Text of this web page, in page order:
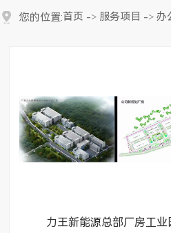
办公楼大堂装修实景效果图
接待贵宾室装修实景效果图
您的位置:首页 -> 服务项目 -> 办
力王新能源总部厂房工业